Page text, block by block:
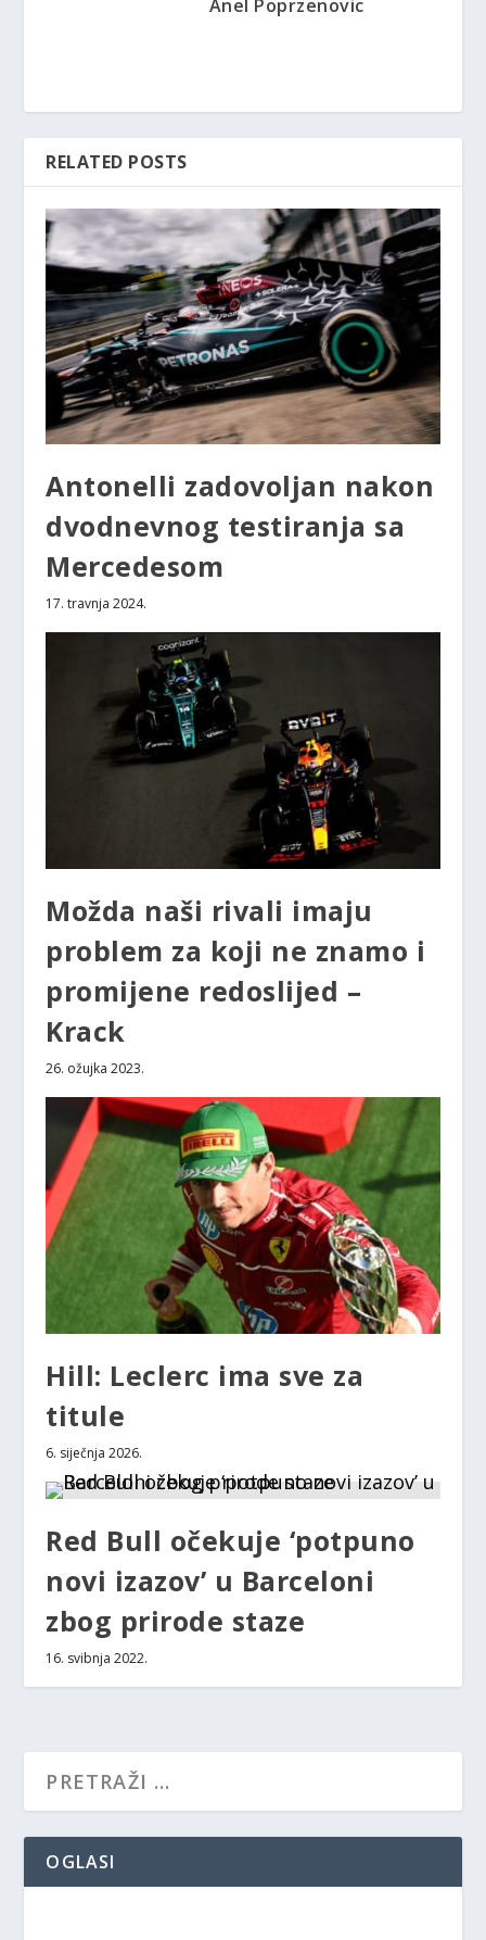
Anel Poprzenovic
RELATED POSTS
Antonelli zadovoljan nakon
dvodnevnog testiranja sa
Mercedesom
17. travnja 2024.
Možda naši rivali imaju
problem za koji ne znamo i
promijene redoslijed –
Krack
26. ožujka 2023.
Hill: Leclerc ima sve za
titule
6. siječnja 2026.
Red Bull očekuje ‘potpuno
novi izazov’ u Barceloni
zbog prirode staze
16. svibnja 2022.
OGLASI